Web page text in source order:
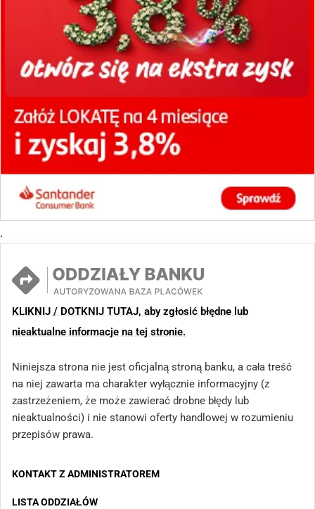
.
KLIKNIJ / DOTKNIJ TUTAJ, aby zgłosić błędne lub
nieaktualne informacje na tej stronie.
Niniejsza strona nie jest oficjalną stroną banku, a cała treść
na niej zawarta ma charakter wyłącznie informacyjny (z
zastrzeżeniem, że może zawierać drobne błędy lub
nieaktualności) i nie stanowi oferty handlowej w rozumieniu
przepisów prawa.
KONTAKT Z ADMINISTRATOREM
LISTA ODDZIAŁÓW